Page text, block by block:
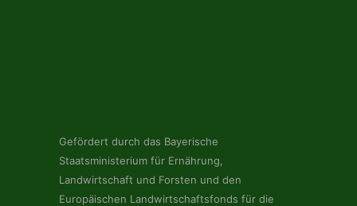
Gefördert durch das Bayerische
Staatsministerium für Ernährung,
Landwirtschaft und Forsten und den
Europäischen Landwirtschaftsfonds für die